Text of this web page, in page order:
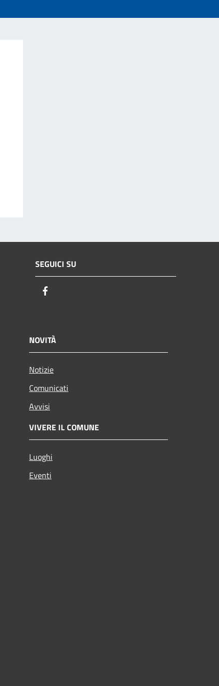
SEGUICI SU
NOVITÀ
Notizie
Comunicati
Avvisi
VIVERE IL COMUNE
Luoghi
Eventi